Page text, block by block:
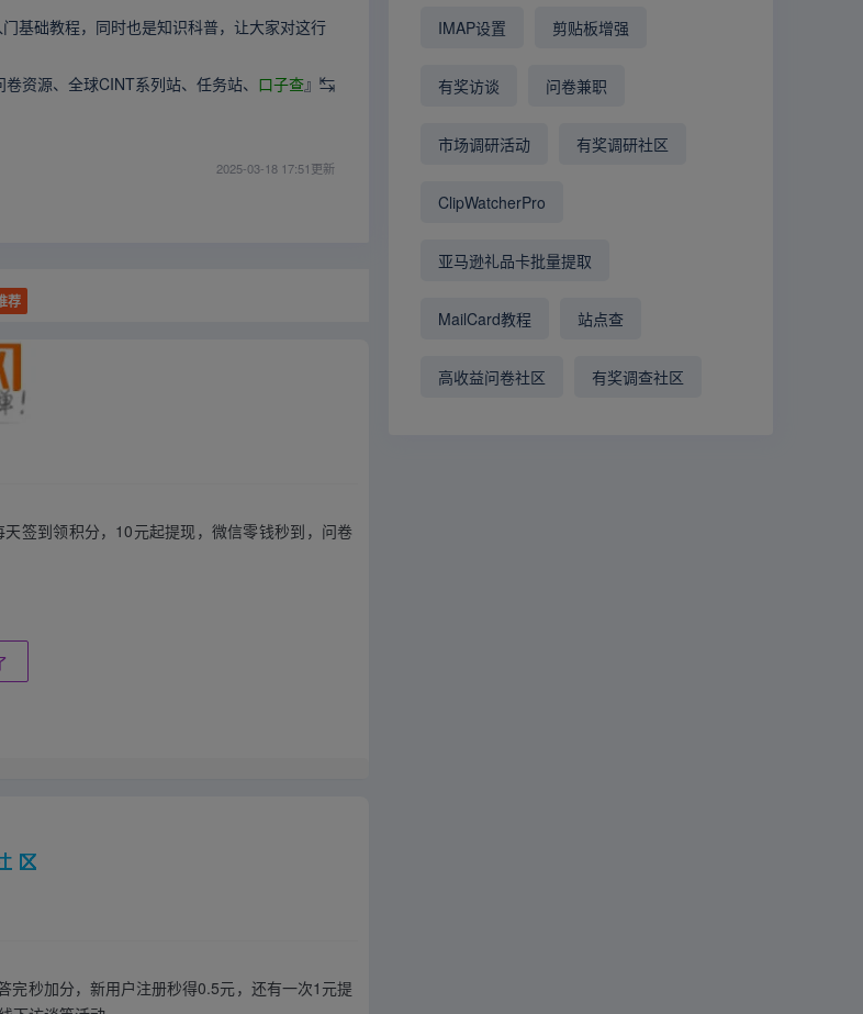
基础教程，同时也是知识科普，让大家对这行
资源、全球CINT系列站、任务站、 口子查』↹
2025-03-18 17:51更新
荐
签到领积分，10元起提现，微信零钱秒到，问卷
完秒加分，新用户注册秒得0.5元，还有一次1元提
IMAP设置 剪贴板增强
有奖访谈 问卷兼职
市场调研活动 有奖调研社区
ClipWatcherPro
亚马逊礼品卡批量提取
MailCard教程 站点查
高收益问卷社区 有奖调查社区